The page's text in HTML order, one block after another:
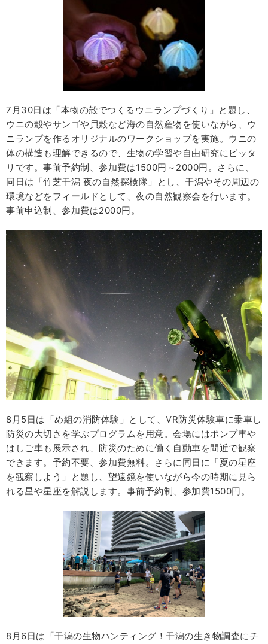
7月30日は「本物の殻でつくるウニランプづくり」と題し、
ウニの殻やサンゴや貝殻など海の自然産物を使いながら、ウ
ニランプを作るオリジナルのワークショップを実施。ウニの
体の構造も理解できるので、生物の学習や自由研究にピッタ
リです。事前予約制、参加費は1500円～2000円。さらに、
同日は「竹芝干潟 夜の自然探検隊」とし、干潟やその周辺の
環境などをフィールドとして、夜の自然観察会を行います。
事前申込制、参加費は2000円。
8月5日は「め組の消防体験」として、VR防災体験車に乗車し
防災の大切さを学ぶプログラムを用意。会場にはポンプ車や
はしご車も展示され、防災のために働く自動車を間近で観察
できます。予約不要、参加費無料。さらに同日に「夏の星座
を観察しよう」と題し、望遠鏡を使いながら今の時期に見ら
れる星や星座を解説します。事前予約制、参加費1500円。
8月6日は「干潟の生物ハンティング！干潟の生き物調査にチ